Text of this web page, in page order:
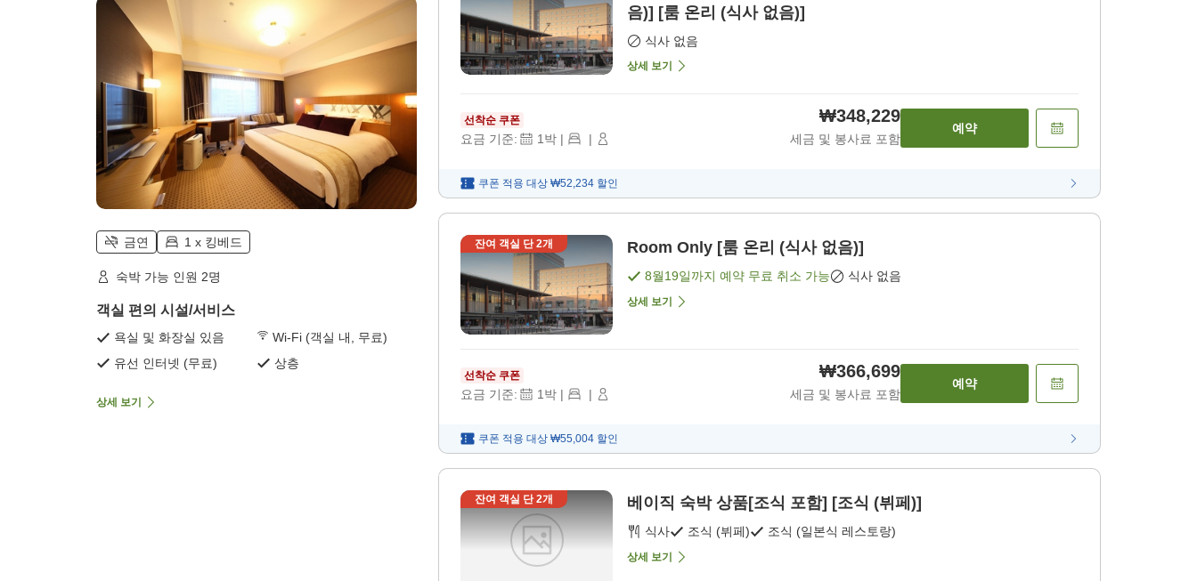
금연 1 x 킹베드
숙박 가능 인원 2명
객실 편의 시설/서비스
욕실 및 화장실 있음
Wi-Fi (객실 내, 무료)
유선 인터넷 (무료)
상층
상세 보기
음)] [룸 온리 (식사 없음)]
식사 없음
상세 보기
선착순 쿠폰
요금 기준: 1박 | |
₩348,229
세금 및 봉사료 포함
예약
쿠폰 적용 대상 ₩52,234 할인
잔여 객실 단2개 Room Only [룸 온리 (식사 없음)]
8월19일까지 예약 무료 취소 가능 식사 없음
상세 보기
선착순 쿠폰
요금 기준: 1박 | |
₩366,699
세금 및 봉사료 포함
예약
쿠폰 적용 대상 ₩55,004 할인
잔여 객실 단2개 베이직 숙박 상품[조식 포함] [조식 (뷔페)]
식사 조식 (뷔페) 조식 (일본식 레스토랑)
상세 보기